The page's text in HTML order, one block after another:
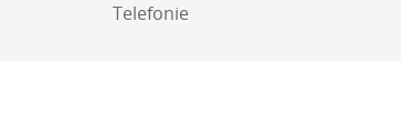
Telefonie